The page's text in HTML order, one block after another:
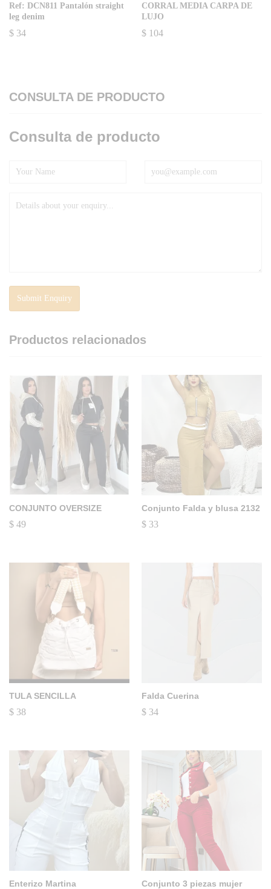
Ref: DCN811 Pantalón straight
leg denim
$ 34
CORRAL MEDIA CARPA DE
LUJO
$ 104
CONSULTA DE PRODUCTO
Consulta de producto
Productos relacionados
CONJUNTO OVERSIZE
$ 49
Conjunto Falda y blusa 2132
$ 33
TULA SENCILLA
$ 38
Falda Cuerina
$ 34
Enterizo Martina Conjunto 3 piezas mujer